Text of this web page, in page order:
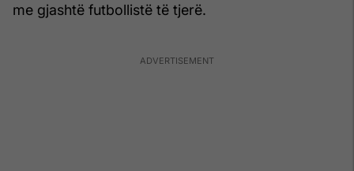
me gjashtë futbollistë të tjerë.